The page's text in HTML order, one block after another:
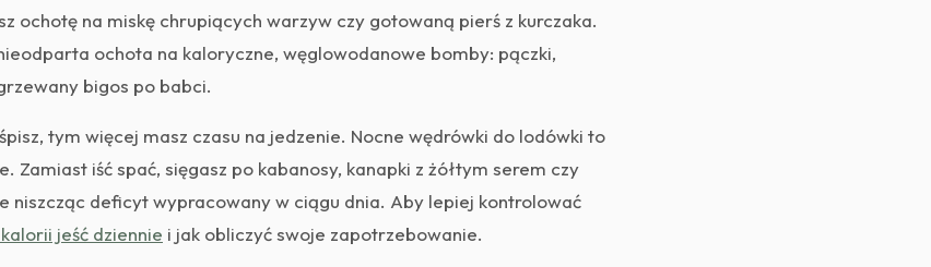
ochotę na miskę chrupiących warzyw czy gotowaną pierś z kurczaka.
ochota na kaloryczne, węglowodanowe bomby: pączki,
bigos po babci.
tym więcej masz czasu na jedzenie. Nocne wędrówki do lodówki to
Zamiast iść spać, sięgasz po kabanosy, kanapki z żółtym serem czy
niszcząc deficyt wypracowany w ciągu dnia. Aby lepiej kontrolować
jeść dziennie i jak obliczyć swoje zapotrzebowanie.